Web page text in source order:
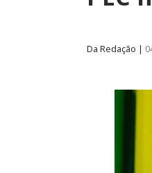
Da Redação |
Com Condições…